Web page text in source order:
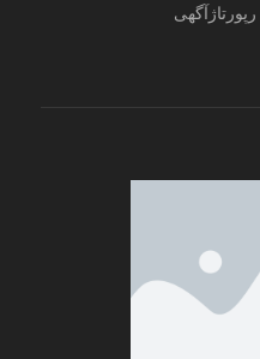
رپورتاژآگهی